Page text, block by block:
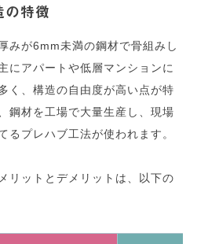
特徴
みが6mm未満の鋼材で骨組みし
にアパートや低層マンションに
く、構造の自由度が高い点が特
鋼材を工場で大量生産し、現場
るプレハブ工法が使われます。
リットとデメリットは、以下の